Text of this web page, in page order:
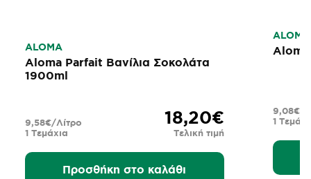
ALOMA
Aloma Parfait Βανίλια Σοκολάτα
1900ml
18,20€
Τελική τιμή
1 Τεμάχια
9,58€/Λίτρο
Προσθήκη στο καλάθι
ALOMA
1
9,08€/